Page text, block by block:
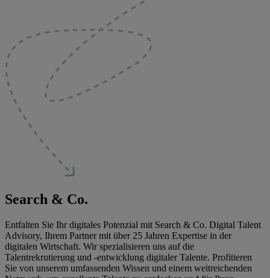
Search & Co.
Entfalten Sie Ihr digitales Potenzial mit Search & Co. Digital Talent
Advisory, Ihrem Partner mit über 25 Jahren Expertise in der
digitalen Wirtschaft. Wir spezialisieren uns auf die
Talentrekrutierung und -entwicklung digitaler Talente. Profitieren
Sie von unserem umfassenden Wissen und einem weitreichenden